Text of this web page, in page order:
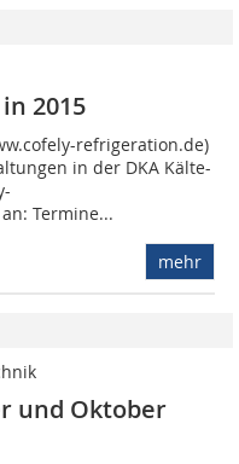
2015
refrigeration.de)
in der DKA Kälte-
Termine...
mehr
und Oktober